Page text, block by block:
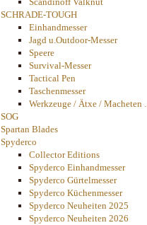
SCHRADE-TOUGH
Einhandmesser
Jagd u.Outdoor-Messer
Speere
Survival-Messer
Tactical Pen
Taschenmesser
Werkzeuge / Ätxe / Macheten
SOG
Spartan Blades
Spyderco
Collector Editions
Spyderco Einhandmesser
Spyderco Gürtelmesser
Spyderco Küchenmesser
Spyderco Neuheiten 2025
Spyderco Neuheiten 2026